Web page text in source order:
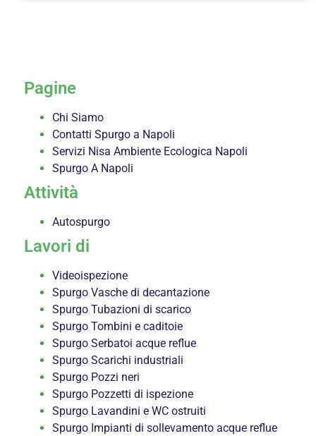
Pagine
Chi Siamo
Contatti Spurgo a Napoli
Servizi Nisa Ambiente Ecologica Napoli
Spurgo A Napoli
Attività
Autospurgo
Lavori di
Videoispezione
Spurgo Vasche di decantazione
Spurgo Tubazioni di scarico
Spurgo Tombini e caditoie
Spurgo Serbatoi acque reflue
Spurgo Scarichi industriali
Spurgo Pozzi neri
Spurgo Pozzetti di ispezione
Spurgo Lavandini e WC ostruiti
Spurgo Impianti di sollevamento acque reflue